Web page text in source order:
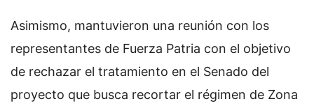
Asimismo, mantuvieron una reunión con los
representantes de Fuerza Patria con el objetivo
de rechazar el tratamiento en el Senado del
proyecto que busca recortar el régimen de Zona